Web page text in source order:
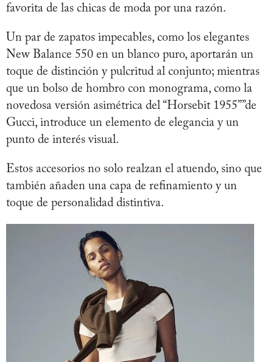
favorita de las chicas de moda por una razón.
Un par de zapatos impecables, como los elegantes
New Balance 550 en un blanco puro, aportarán un
toque de distinción y pulcritud al conjunto; mientras
que un bolso de hombro con monograma, como la
novedosa versión asimétrica del “Horsebit 1955””de
Gucci, introduce un elemento de elegancia y un
punto de interés visual.
Estos accesorios no solo realzan el atuendo, sino que
también añaden una capa de refinamiento y un
toque de personalidad distintiva.